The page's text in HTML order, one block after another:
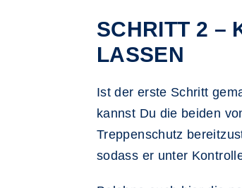
SCHRITT 2 –
LASSEN
Ist der erste Schritt
kannst Du die beiden
Treppenschutz
sodass er unter